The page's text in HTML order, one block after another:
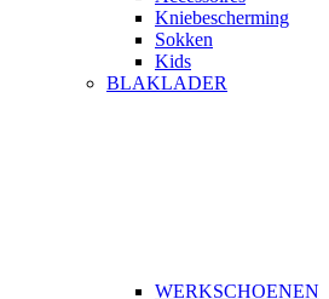
Kniebescherming
Sokken
Kids
BLAKLADER
WERKSCHOENEN